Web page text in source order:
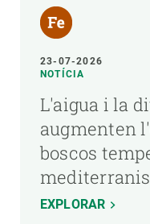
23-07-2026
NOTÍCIA
L'aigua i la
augmenten
boscos
mediterranis
EXPLORAR